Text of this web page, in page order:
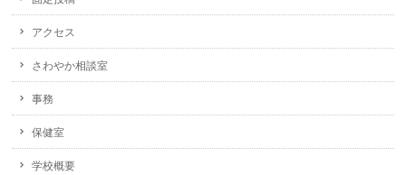
アクセス
さわやか相談室
事務
保健室
学校概要